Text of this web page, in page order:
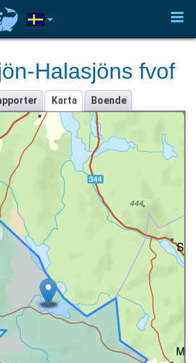
Halasjöns fvof
Karta Boende